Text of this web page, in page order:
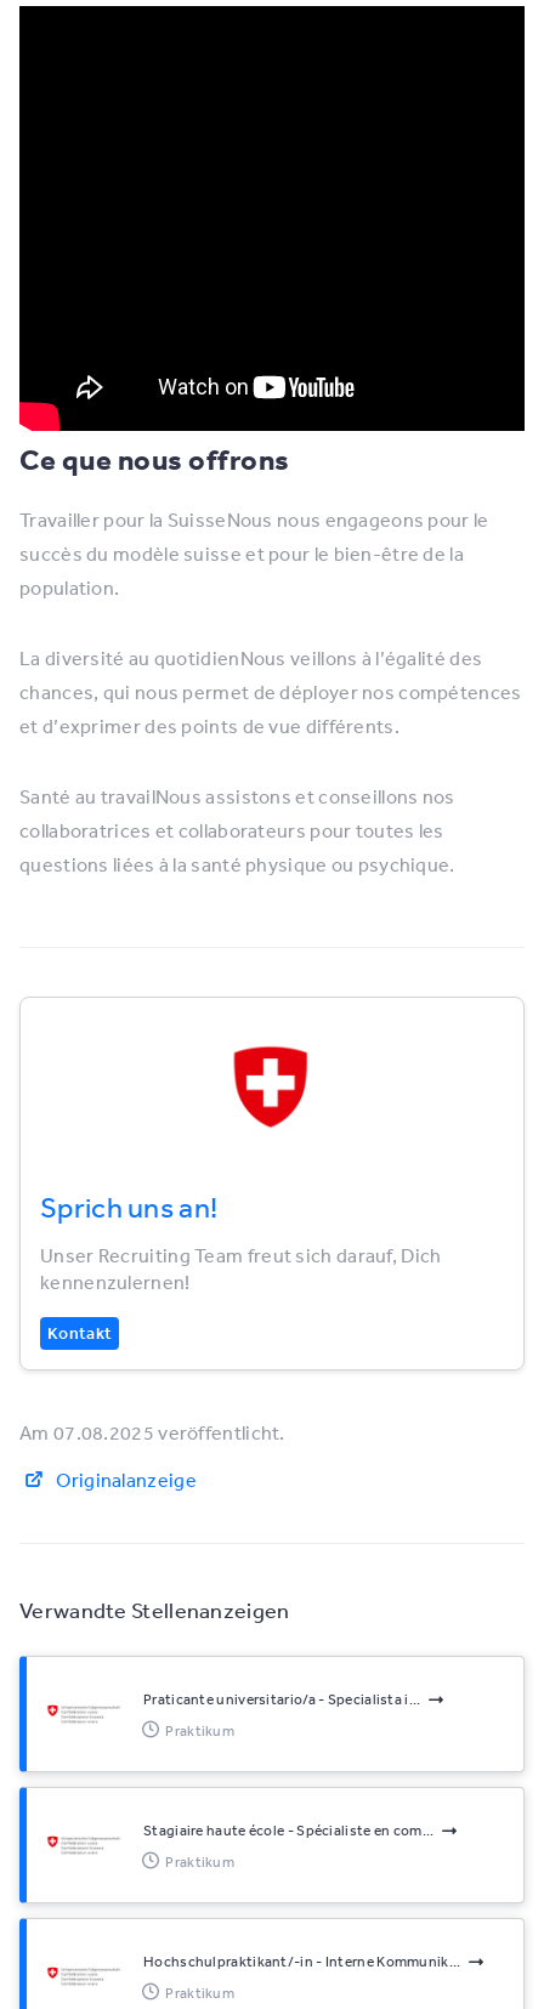
Verwandte Stellenanzeigen
Praticante universitario/a - Specialista i...
Praktikum
Stagiaire haute école - Spécialiste en com...
Praktikum
Hochschulpraktikant/-in - Interne Kommunik...
Praktikum
Ce que nous offrons
Travailler pour la SuisseNous nous engageons pour le
succès du modèle suisse et pour le bien-être de la
population.
La diversité au quotidienNous veillons à l’égalité des
chances, qui nous permet de déployer nos compétences
et d’exprimer des points de vue différents.
Santé au travailNous assistons et conseillons nos
collaboratrices et collaborateurs pour toutes les
questions liées à la santé physique ou psychique.
Sprich uns an!
Unser Recruiting Team freut sich darauf, Dich
kennenzulernen!
Kontakt
Am 07.08.2025 veröffentlicht.
Originalanzeige